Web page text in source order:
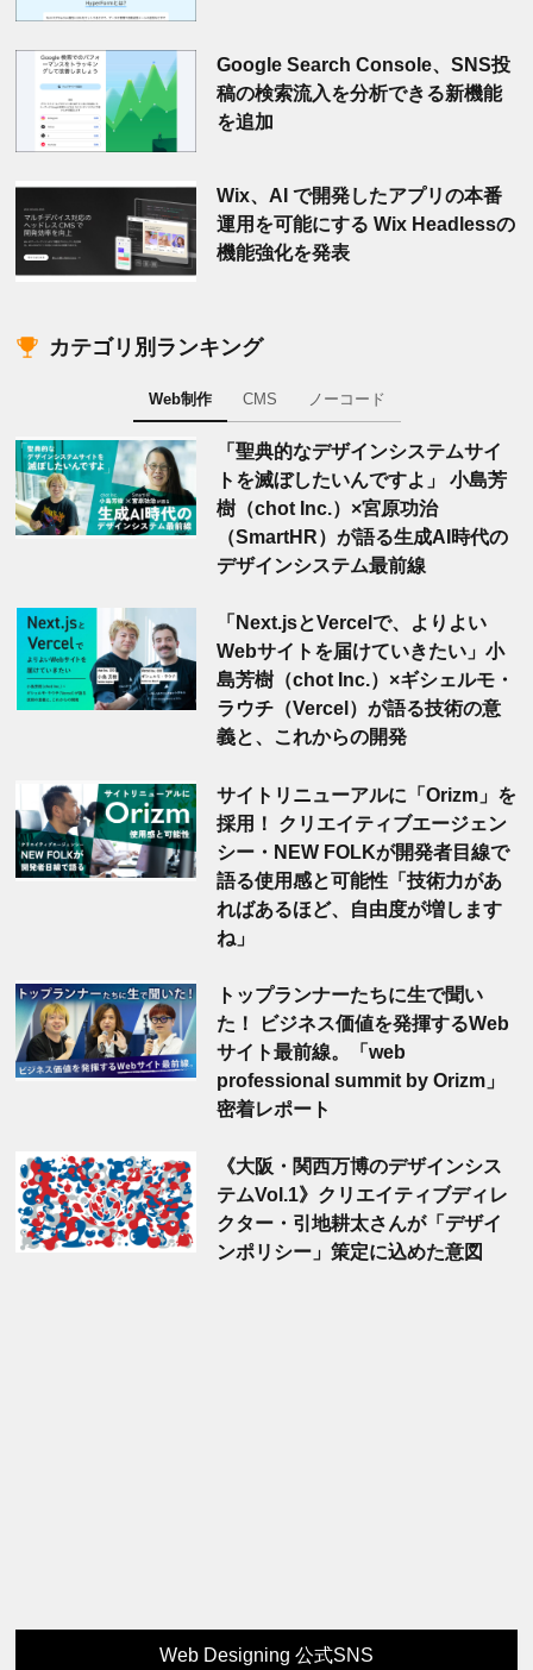
Google Search Console、SNS投
稿の検索流入を分析できる新機能
を追加
Wix、AI で開発したアプリの本番
運用を可能にする Wix Headlessの
機能強化を発表
カテゴリ別ランキング
Web制作 CMS ノーコード
「聖典的なデザインシステムサイ
トを滅ぼしたいんですよ」 小島芳
樹（chot Inc.）×宮原功治
（SmartHR）が語る生成AI時代の
デザインシステム最前線
「Next.jsとVercelで、よりよい
Webサイトを届けていきたい」小
島芳樹（chot Inc.）×ギシェルモ・
ラウチ（Vercel）が語る技術の意
義と、これからの開発
サイトリニューアルに「Orizm」を
採用！ クリエイティブエージェン
シー・NEW FOLKが開発者目線で
語る使用感と可能性「技術力があ
ればあるほど、自由度が増します
ね」
トップランナーたちに生で聞い
た！ ビジネス価値を発揮するWeb
サイト最前線。「web
professional summit by Orizm」
密着レポート
《大阪・関西万博のデザインシス
テムVol.1》クリエイティブディレ
クター・引地耕太さんが「デザイ
ンポリシー」策定に込めた意図
Web Designing 公式SNS